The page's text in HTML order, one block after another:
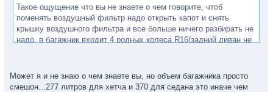
Такое ощущение что вы не знаете о чем говорите, чтоб
поменять воздушный фильтр надо открыть капот и снять
крышку воздушного фильтра и все больше ничего разбирать не
надо, в багажник входит 4 родных колеса R16(задний диван не
ПС. Не пишите о том чего не знаете.
Может я и не знаю о чем знаете вы, но объем багажника просто
смешон...277 литров для хетча и 370 для седана это иначе чем